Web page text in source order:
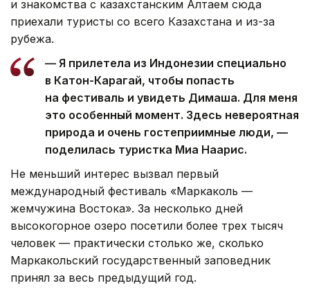
и знакомства с казахстанским Алтаем сюда
приехали туристы со всего Казахстана и из-за
рубежа.
— Я прилетела из Индонезии специально
в Катон-Карагай, чтобы попасть
на фестиваль и увидеть Димаша. Для меня
это особенный момент. Здесь невероятная
природа и очень гостеприимные люди, —
поделилась туристка Миа Наарис.
Не меньший интерес вызвал первый
международный фестиваль «Маркаколь —
жемчужина Востока». За несколько дней
высокогорное озеро посетили более трех тысяч
человек — практически столько же, сколько
Маркакольский государственный заповедник
принял за весь предыдущий год.